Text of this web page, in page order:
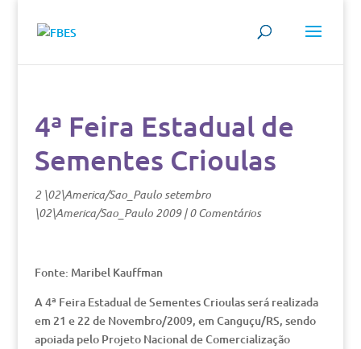
4ª Feira Estadual de
Sementes Crioulas
2 \02\America/Sao_Paulo setembro
\02\America/Sao_Paulo 2009|0 Comentários
Fonte: Maribel Kauffman
A 4ª Feira Estadual de Sementes Crioulas será realizada
em 21 e 22 de Novembro/2009, em Canguçu/RS, sendo
apoiada pelo Projeto Nacional de Comercialização